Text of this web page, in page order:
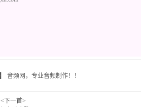
音频网 ， 专业音频制作！ ！
下一首>